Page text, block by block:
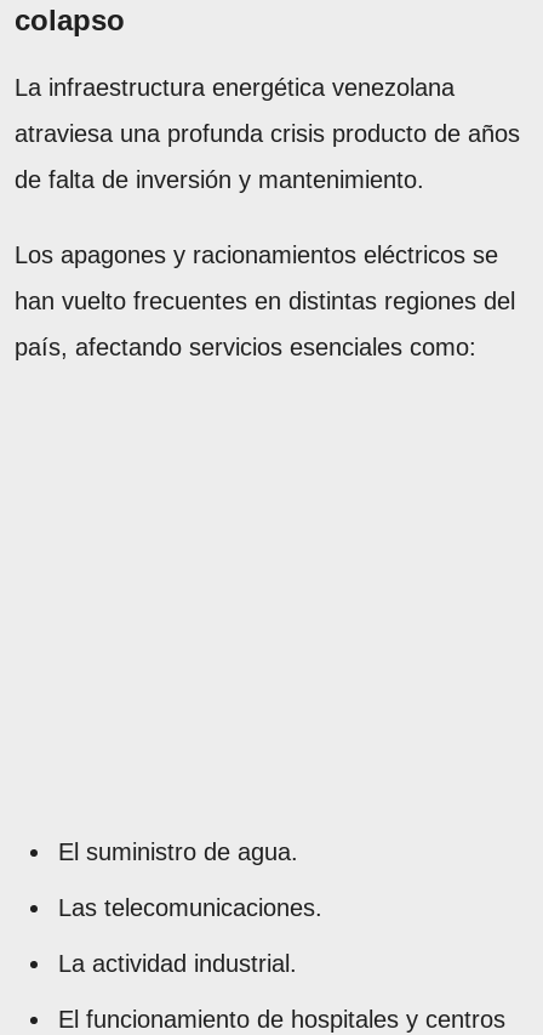
colapso
La infraestructura energética venezolana
atraviesa una profunda crisis producto de años
de falta de inversión y mantenimiento.
Los apagones y racionamientos eléctricos se
han vuelto frecuentes en distintas regiones del
país, afectando servicios esenciales como:
El suministro de agua.
Las telecomunicaciones.
La actividad industrial.
El funcionamiento de hospitales y centros